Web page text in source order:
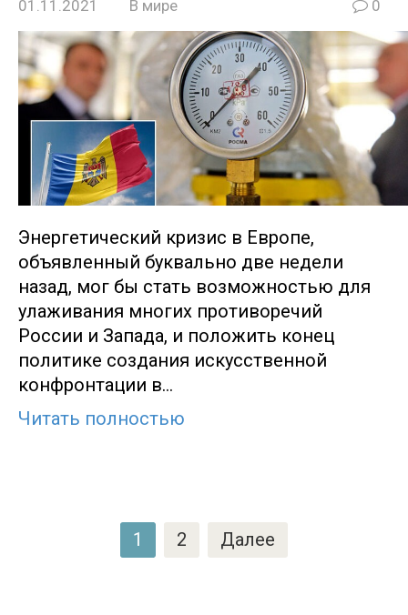
01.11.2021 В мире 0
Энергетический кризис в Европе,
объявленный буквально две недели
назад, мог бы стать возможностью для
улаживания многих противоречий
России и Запада, и положить конец
политике создания искусственной
конфронтации в…
Читать полностью
1 2 Далее